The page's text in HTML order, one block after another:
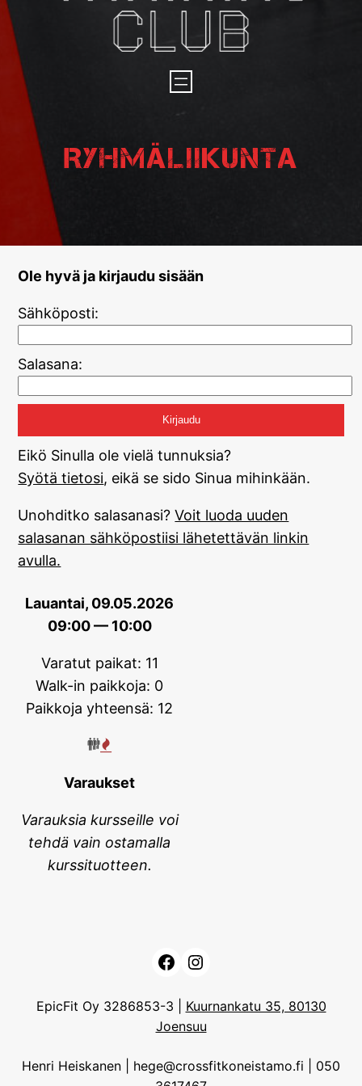
Ryhmäliikunta
Ole hyvä ja kirjaudu sisään
Sähköposti:
Salasana:
Eikö Sinulla ole vielä tunnuksia?
Syötä tietosi, eikä se sido Sinua mihinkään.
Unohditko salasanasi?Voit luoda uuden
salasanan sähköpostiisi lähetettävän linkin
avulla.
Lauantai, 09.05.2026
09:00 — 10:00
Varatut paikat: 11
Walk-in paikkoja: 0
Paikkoja yhteensä: 12
Varaukset
Varauksia kursseille voi
tehdä vain ostamalla
kurssituotteen.
Facebook
Instagram
EpicFit Oy 3286853-3 | Kuurnankatu 35, 80130
Joensuu
Henri Heiskanen | hege@crossfitkoneistamo.fi | 050